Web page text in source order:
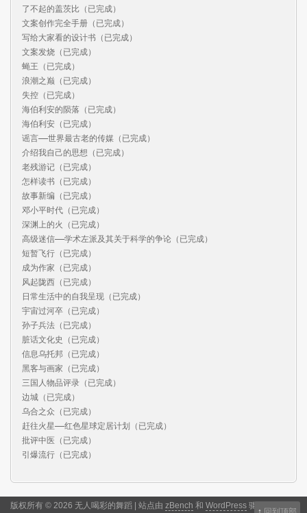
了不起的盖茨比（已完成）
文案创作完全手册（已完成）
写给大家看的设计书（已完成）
文案发烧（已完成）
蝇王（已完成）
浪潮之巅（已完成）
失控（已完成）
海伯利安的陨落（已完成）
海伯利安（已完成）
谣言——世界最古老的传媒（已完成）
介绍我自己的思想（已完成）
老残游记（已完成）
怎样读书（已完成）
故事新编（已完成）
邓小平时代（已完成）
深渊上的火（已完成）
高级迷信——学术左派及其关于科学的争论（已完成）
短暂飞行（已完成）
成为作家（已完成）
风起陇西（已完成）
日常生活中的自我呈现（已完成）
宇宙过河卒（已完成）
孙子兵法（已完成）
脏话文化史（已完成）
信息乌托邦（已完成）
黑客与画家（已完成）
三国人物品评录（已完成）
边城（已完成）
乌合之众（已完成）
赶往火星——红色星球定居计划（已完成）
批评中医（已完成）
引爆流行（已完成）
版权所有 © 2026 无人喝彩的舞蹈 | 站点由 zBench 和 WordPress 驱动